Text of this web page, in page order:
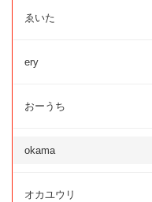
ゑいた
ery
おーうち
okama
オカユウリ